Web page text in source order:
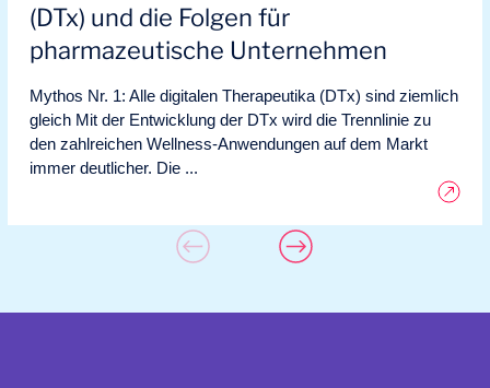
(DTx) und die Folgen für
pharmazeutische Unternehmen
Mythos Nr. 1: Alle digitalen Therapeutika (DTx) sind ziemlich
gleich Mit der Entwicklung der DTx wird die Trennlinie zu
den zahlreichen Wellness-Anwendungen auf dem Markt
immer deutlicher. Die ...